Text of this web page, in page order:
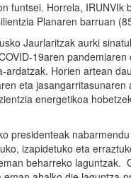
funtsei. Horrela,
Planaren barruan
Jaurlaritzak aurki
19aren
ardatzak. Horien artean
eta
energetikoa
presidenteak
izapidetuko eta
beharreko laguntzak.